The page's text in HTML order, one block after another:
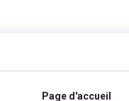
Page d'accueil